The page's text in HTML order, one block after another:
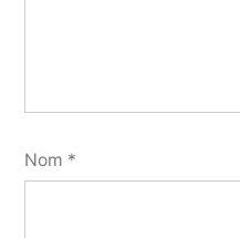
Nom *